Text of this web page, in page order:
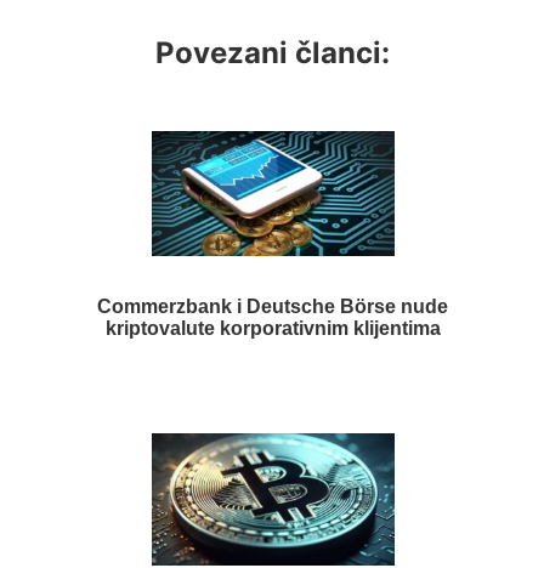
Povezani članci:
Commerzbank i Deutsche Börse nude
kriptovalute korporativnim klijentima